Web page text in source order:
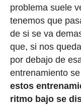
problema suele
tenemos que
de si se va
que, si nos
por debajo de
entrenamiento
estos
ritmo bajo se